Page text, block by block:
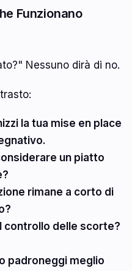
Funzionano
Nessuno dirà di no.
la tua mise en place
un piatto
rimane a corto di
controllo delle scorte?
padroneggi meglio